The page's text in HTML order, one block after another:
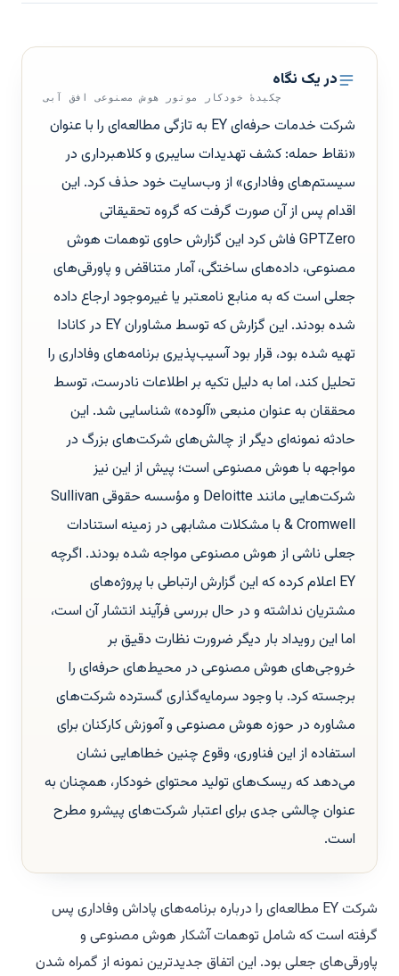
در یک نگاه
چکیدهٔ خودکار موتور هوش مصنوعی افق آبی
شرکت خدمات حرفه‌ای EY به تازگی مطالعه‌ای را با عنوان
«نقاط حمله: کشف تهدیدات سایبری و کلاهبرداری در
سیستم‌های وفاداری» از وب‌سایت خود حذف کرد. این
اقدام پس از آن صورت گرفت که گروه تحقیقاتی
GPTZero فاش کرد این گزارش حاوی توهمات هوش
مصنوعی، داده‌های ساختگی، آمار متناقض و پاورقی‌های
جعلی است که به منابع نامعتبر یا غیرموجود ارجاع داده
شده بودند. این گزارش که توسط مشاوران EY در کانادا
تهیه شده بود، قرار بود آسیب‌پذیری برنامه‌های وفاداری را
تحلیل کند، اما به دلیل تکیه بر اطلاعات نادرست، توسط
محققان به عنوان منبعی «آلوده» شناسایی شد. این
حادثه نمونه‌ای دیگر از چالش‌های شرکت‌های بزرگ در
مواجهه با هوش مصنوعی است؛ پیش از این نیز
شرکت‌هایی مانند Deloitte و مؤسسه حقوقی Sullivan
& Cromwell با مشکلات مشابهی در زمینه استنادات
جعلی ناشی از هوش مصنوعی مواجه شده بودند. اگرچه
EY اعلام کرده که این گزارش ارتباطی با پروژه‌های
مشتریان نداشته و در حال بررسی فرآیند انتشار آن است،
اما این رویداد بار دیگر ضرورت نظارت دقیق بر
خروجی‌های هوش مصنوعی در محیط‌های حرفه‌ای را
برجسته کرد. با وجود سرمایه‌گذاری گسترده شرکت‌های
مشاوره در حوزه هوش مصنوعی و آموزش کارکنان برای
استفاده از این فناوری، وقوع چنین خطاهایی نشان
می‌دهد که ریسک‌های تولید محتوای خودکار، همچنان به
عنوان چالشی جدی برای اعتبار شرکت‌های پیشرو مطرح
است.
شرکت EY مطالعه‌ای را درباره برنامه‌های پاداش وفاداری پس
گرفته است که شامل توهمات آشکار هوش مصنوعی و
پاورقی‌های جعلی بود. این اتفاق جدیدترین نمونه از گمراه شدن